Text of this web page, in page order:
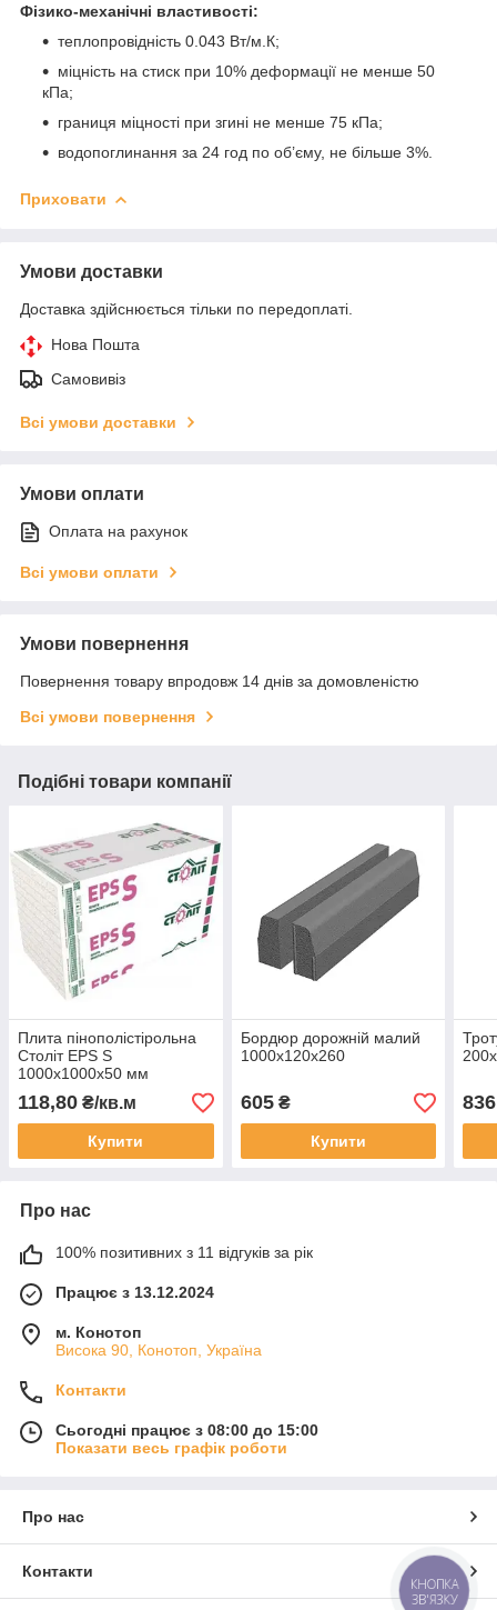
Фізико-механічні властивості:
теплопровідність 0.043 Вт/м.К;
міцність на стиск при 10% деформації не менше 50
кПа;
границя міцності при згині не менше 75 кПа;
водопоглинання за 24 год по об’єму, не більше 3%.
Приховати
Умови доставки
Доставка здійснюється тільки по передоплаті.
Нова Пошта
Самовивіз
Всі умови доставки
Умови оплати
Оплата на рахунок
Всі умови оплати
Умови повернення
Повернення товару впродовж 14 днів за домовленістю
Всі умови повернення
Подібні товари компанії
Плита пінополістірольна
Століт EPS S
1000х1000х50 мм
118,80 ₴/кв.м
Купити
Бордюр дорожній малий
1000х120х260
605₴
Купити
836
Про нас
100% позитивних з 11 відгуків за рік
Працює з 13.12.2024
м. Конотоп
Висока 90, Конотоп, Україна
Контакти
Сьогодні працює з 08:00 до 15:00
Показати весь графік роботи
Про нас
Контакти
КНОПКА
ЗВ'ЯЗКУ